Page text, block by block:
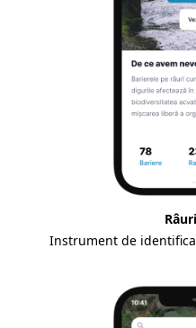
Instrument de